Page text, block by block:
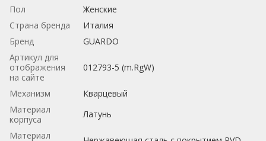
Пол
Женские
Страна бренда
Италия
Бренд
GUARDO
Артикул для
отображения
на сайте
012793-5 (m.RgW)
Механизм
Кварцевый
Материал
корпуса
Латунь
Материал